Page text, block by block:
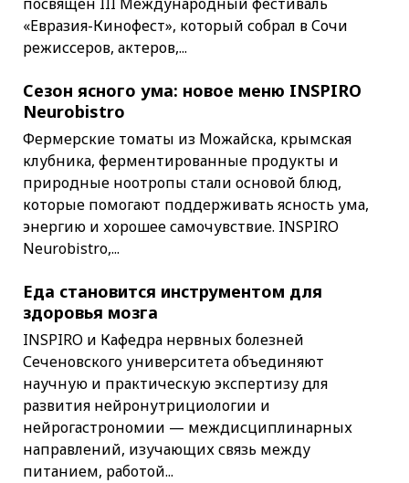
«Евразия-Кинофест», который собрал в Сочи
режиссеров, актеров,...
Сезон ясного ума: новое меню INSPIRO
Neurobistro
Фермерские томаты из Можайска, крымская
клубника, ферментированные продукты и
природные ноотропы стали основой блюд,
которые помогают поддерживать ясность ума,
энергию и хорошее самочувствие. INSPIRO
Neurobistro,...
Еда становится инструментом для
здоровья мозга
INSPIRO и Кафедра нервных болезней
Сеченовского университета объединяют
научную и практическую экспертизу для
развития нейронутрициологии и
нейрогастрономии — междисциплинарных
направлений, изучающих связь между
питанием, работой...